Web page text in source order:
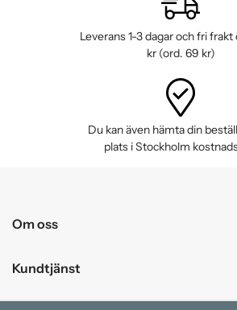
Leverans 1-3 dagar och fri
kr (ord. 69 kr)
Du kan även hämta din
plats i Stockholm
Om oss
Kundtjänst